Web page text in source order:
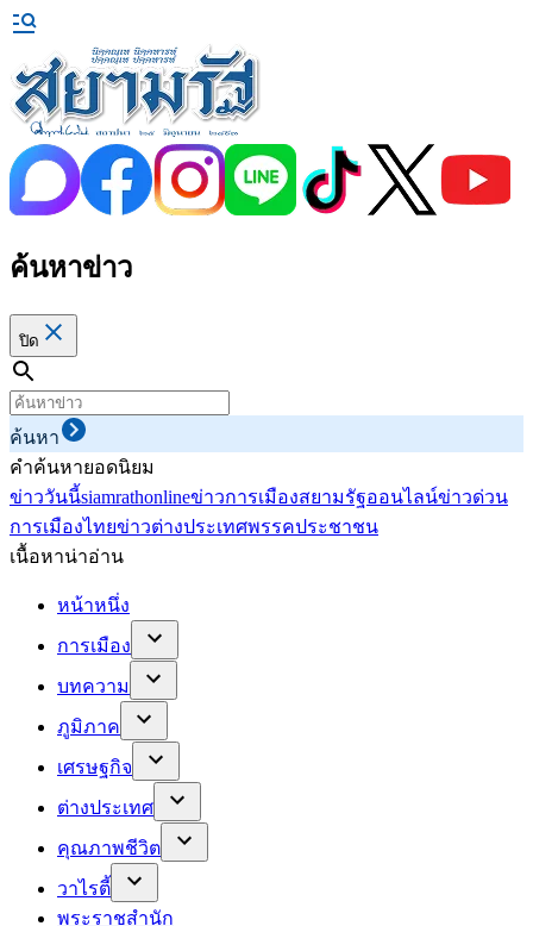
ค้นหาข่าว
ปิด
ค้นหา
คำค้นหายอดนิยม
ข่าววันนี้siamrathonlineข่าวการเมืองสยามรัฐออนไลน์ข่าวด่วน
การเมืองไทยข่าวต่างประเทศพรรคประชาชน
เนื้อหาน่าอ่าน
หน้าหนึ่ง
การเมือง
บทความ
ภูมิภาค
เศรษฐกิจ
ต่างประเทศ
คุณภาพชีวิต
วาไรตี้
พระราชสำนัก